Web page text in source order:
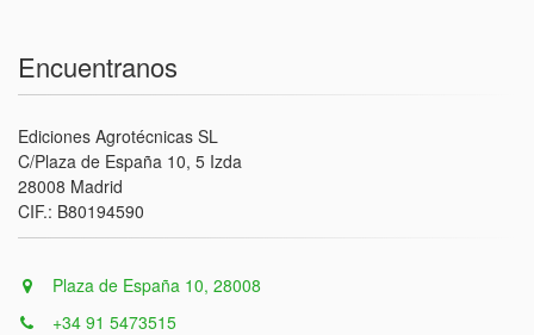
Encuentranos
Ediciones Agrotécnicas SL
C/Plaza de España 10, 5 Izda
28008 Madrid
CIF.: B80194590
Plaza de España 10, 28008
+34 91 5473515